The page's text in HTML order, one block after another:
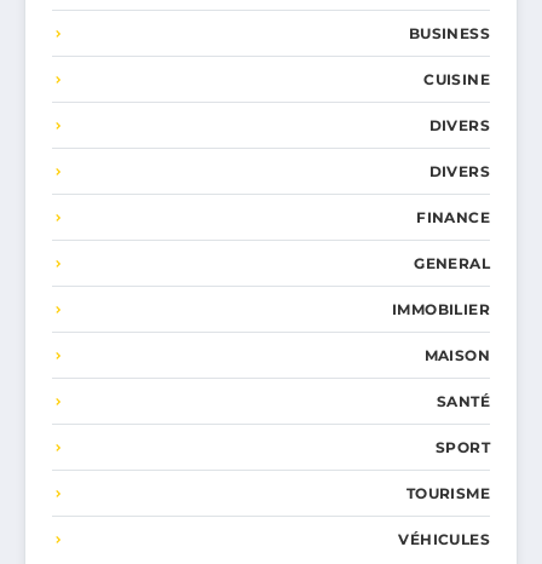
BUSINESS
CUISINE
DIVERS
DIVERS
FINANCE
GENERAL
IMMOBILIER
MAISON
SANTÉ
SPORT
TOURISME
VÉHICULES